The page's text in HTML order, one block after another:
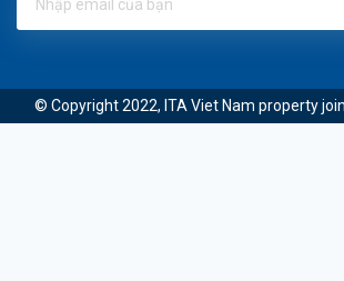
© Copyright 2022, ITA Viet Nam property